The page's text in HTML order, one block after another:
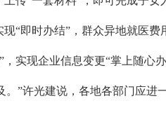
“即时办结”，群众异地就医费
，实现企业信息变更“掌上随心
”许光建说，各地各部门应